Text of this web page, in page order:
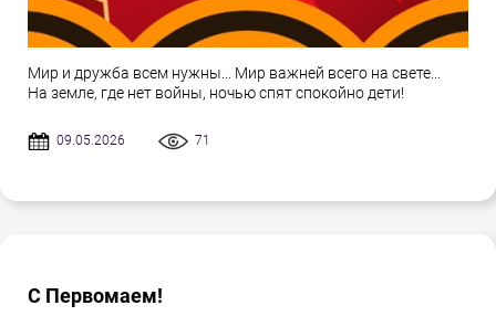
Мир и дружба всем нужны... Мир важней всего на свете...
На земле, где нет войны, ночью спят спокойно дети!
09.05.2026 71
С Первомаем!